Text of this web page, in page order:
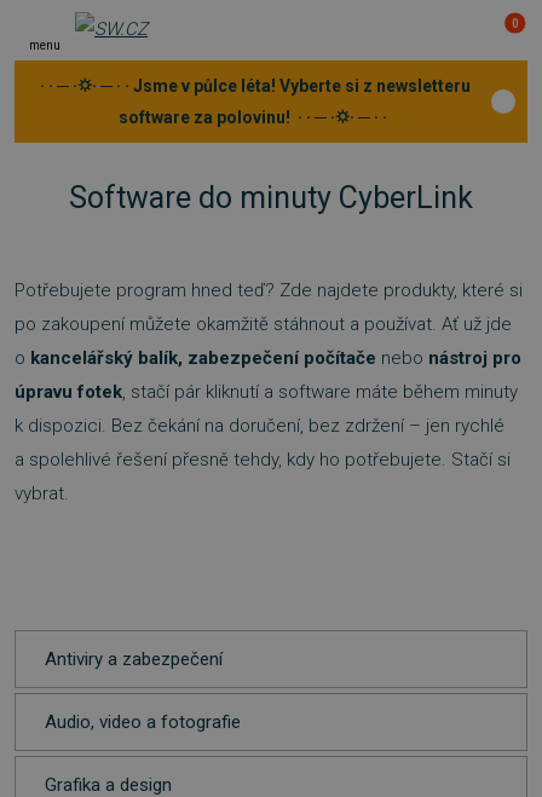
menu
0
· · ─ ·⛭· ─ · · Jsme v půlce léta! Vyberte si z newsletteru
software za polovinu! · · ─ ·⛭· ─ · ·
Software do minuty CyberLink
Potřebujete program hned teď? Zde najdete produkty, které si
po zakoupení můžete okamžitě stáhnout a používat. Ať už jde
o kancelářský balík, zabezpečení počítače nebo nástroj pro
úpravu fotek, stačí pár kliknutí a software máte během minuty
k dispozici. Bez čekání na doručení, bez zdržení – jen rychlé
a spolehlivé řešení přesně tehdy, kdy ho potřebujete. Stačí si
vybrat.
Antiviry a zabezpečení
Audio, video a fotografie
Grafika a design